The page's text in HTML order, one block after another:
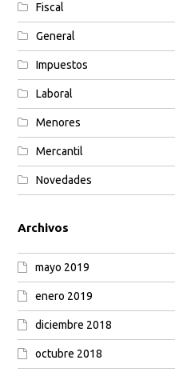
Fiscal
General
Impuestos
Laboral
Menores
Mercantil
Novedades
Archivos
mayo 2019
enero 2019
diciembre 2018
octubre 2018